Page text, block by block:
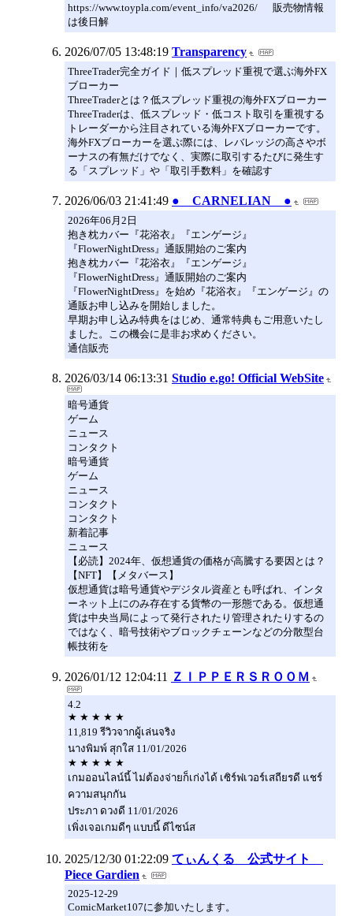
https://www.toypla.com/event_info/va2026/ 販売物情報
は後日解
2026/07/05 13:48:19 Transparency
ThreeTrader完全ガイド｜低スプレッド重視で選ぶ海外FX
ブローカー
ThreeTraderとは？低スプレッド重視の海外FXブローカー
ThreeTraderは、低スプレッド・低コスト取引を重視する
トレーダーから注目されている海外FXブローカーです。
海外FXブローカーを選ぶ際には、レバレッジの高さやボ
ーナスの有無だけでなく、実際に取引するたびに発生す
る「スプレッド」や「取引手数料」を確認す
2026/06/03 21:41:49 ● CARNELIAN ●
2026年06月2日
抱き枕カバー『花浴衣』『エンゲージ』
『FlowerNightDress』通販開始のご案内
抱き枕カバー『花浴衣』『エンゲージ』
『FlowerNightDress』通販開始のご案内
『FlowerNightDress』を始め『花浴衣』『エンゲージ』の
通販お申し込みを開始しました。
早期お申し込み特典をはじめ、通常特典もご用意いたし
ました。この機会に是非お求めください。
通信販売
2026/03/14 06:13:31 Studio e.go! Official WebSite
暗号通貨
ゲーム
ニュース
コンタクト
暗号通貨
ゲーム
ニュース
コンタクト
コンタクト
新着記事
ニュース
【必読】2024年、仮想通貨の価格が高騰する要因とは？
【NFT】【メタバース】
仮想通貨は暗号通貨やデジタル資産とも呼ばれ、インタ
ーネット上にのみ存在する貨幣の一形態である。仮想通
貨は中央当局によって発行されたり管理されたりするの
ではなく、暗号技術やブロックチェーンなどの分散型台
帳技術を
2026/01/12 12:04:11 ＺＩＰＰＥＲＳＲＯＯＭ
4.2
★ ★ ★ ★ ★
11,819 รีวิวจากผู้เล่นจริง
นางพิมพ์ สุกใส 11/01/2026
★ ★ ★ ★ ★
เกมออนไลน์นี้ ไม่ต้องจ่ายก็เก่งได้ เซิร์ฟเวอร์เสถียรดี แชร์
ความสนุกกัน
ประภา ดวงดี 11/01/2026
เพิ่งเจอเกมดีๆ แบบนี้ ดีไซน์ส
2025/12/30 01:22:09 てぃんくる 公式サイト
Piece Gardien
2025-12-29
ComicMarket107に参加いたします。